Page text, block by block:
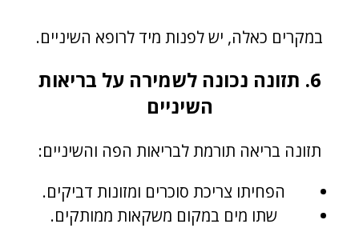
במקרים כאלה, יש לפנות מיד לרופא השיניים.
6. תזונה נכונה לשמירה על בריאות
השיניים
תזונה בריאה תורמת לבריאות הפה והשיניים:
הפחיתו צריכת סוכרים ומזונות דביקים.
שתו מים במקום משקאות ממותקים.